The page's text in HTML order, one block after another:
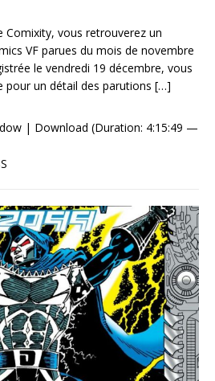
Comixity, vous retrouverez un
VF parues du mois de novembre
le vendredi 19 décembre, vous
pour un détail des parutions […]
| Download (Duration: 4:15:49 —